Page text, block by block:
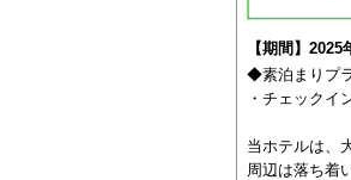
【期間】
◆素泊まりプ
・チェックイ
当ホテルは、
周辺は落ち着